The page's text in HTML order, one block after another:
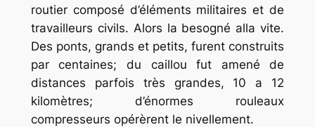
routier composé d’éléments militaires et de
travailleurs civils. Alors la besogné alla vite.
Des ponts, grands et petits, furent construits
par centaines; du caillou fut amené de
distances parfois très grandes, 10 a 12
kilomètres; d’énormes rouleaux
compresseurs opérèrent le nivellement.